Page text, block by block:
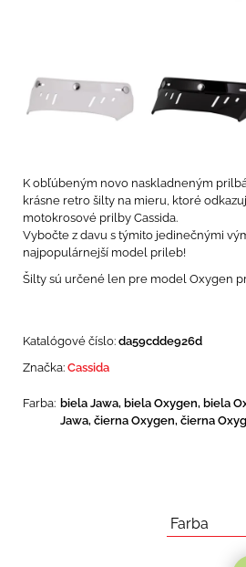
K obľúbeným novo naskladneným
krásne retro šilty na mieru, ktoré
motokrosové prilby Cassida.
Vybočte z davu s týmito jedinečnými
najpopulárnejší model prileb!
Šilty sú určené len pre model Oxygen
Katalógové číslo: da59cdde926d
Značka: Cassida
Farba: biela Jawa, biela Oxygen, biela
Jawa, čierna Oxygen, čierna